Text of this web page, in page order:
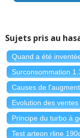
Sujets pris au
Quand a été
Surconsommation
Causes de
Evolution des
Principe du turbo à
Test arteon rline